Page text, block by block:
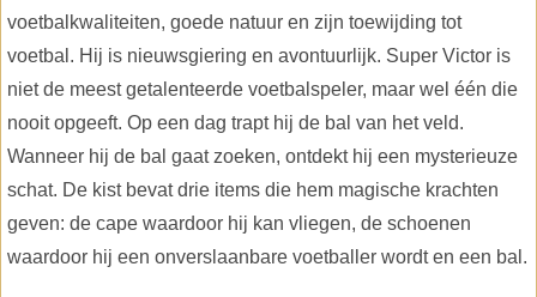
voetbalkwaliteiten, goede natuur en zijn toewijding tot
voetbal. Hij is nieuwsgiering en avontuurlijk. Super Victor is
niet de meest getalenteerde voetbalspeler, maar wel één die
nooit opgeeft. Op een dag trapt hij de bal van het veld.
Wanneer hij de bal gaat zoeken, ontdekt hij een mysterieuze
schat. De kist bevat drie items die hem magische krachten
geven: de cape waardoor hij kan vliegen, de schoenen
waardoor hij een onverslaanbare voetballer wordt en een bal.